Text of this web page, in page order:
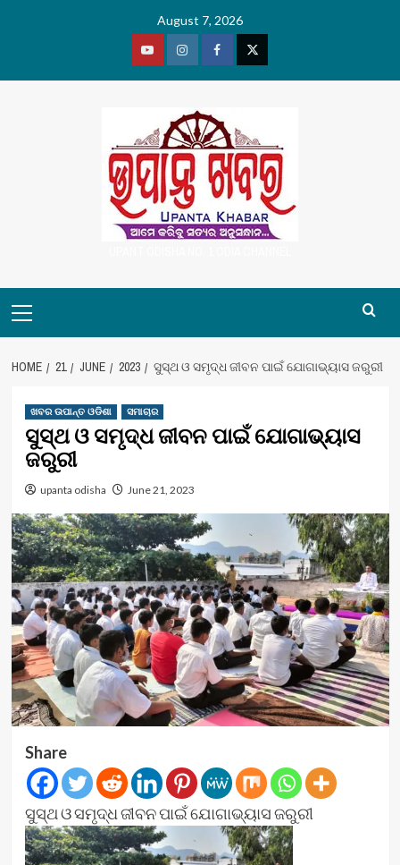
August 7, 2026
YoutubeVimeoFacebookTwitter
Menu
HOME 21 JUNE 2023 ସୁସ୍ଥ ଓ ସମୃଦ୍ଧ ଜୀବନ ପାଇଁ ଯୋଗାଭ୍ୟାସ ଜରୁରୀ
ଖବର ଉପାନ୍ତ ଓଡିଶା ସମାଚାର
ସୁସ୍ଥ ଓ ସମୃଦ୍ଧ ଜୀବନ ପାଇଁ ଯୋଗାଭ୍ୟାସ
ଜରୁରୀ
upanta odisha June 21, 2023
Share
ସୁସ୍ଥ ଓ ସମୃଦ୍ଧ ଜୀବନ ପାଇଁ ଯୋଗାଭ୍ୟାସ ଜରୁରୀ